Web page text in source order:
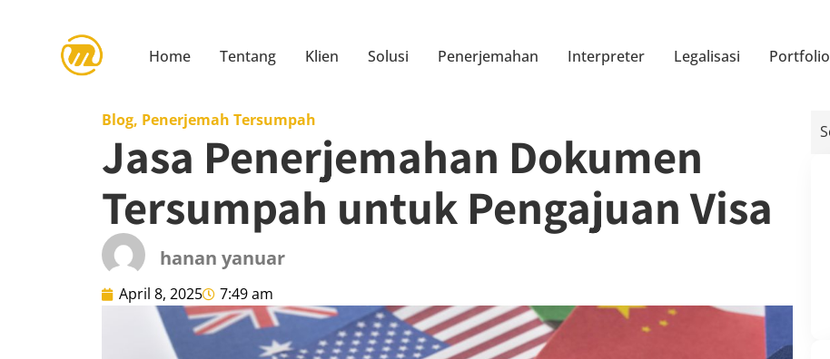
Home Tentang Klien Solusi Penerjemahan Interpreter Legalisasi Portfolio
Blog, Penerjemah Tersumpah
Jasa Penerjemahan Dokumen
Tersumpah untuk Pengajuan Visa
hanan yanuar
April 8, 2025 7:49 am